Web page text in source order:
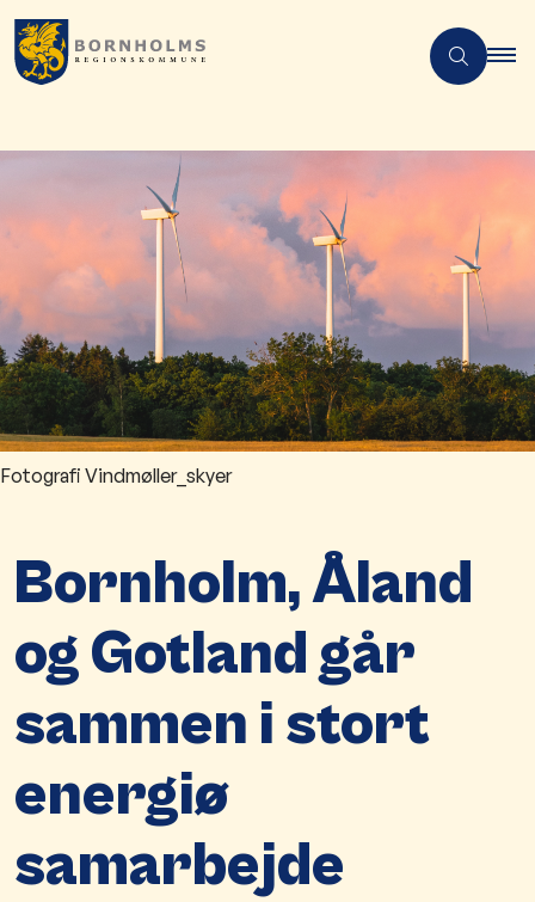
Fotografi Vindmøller_skyer
Bornholm, Åland
og Gotland går
sammen i stort
energiø
samarbejde